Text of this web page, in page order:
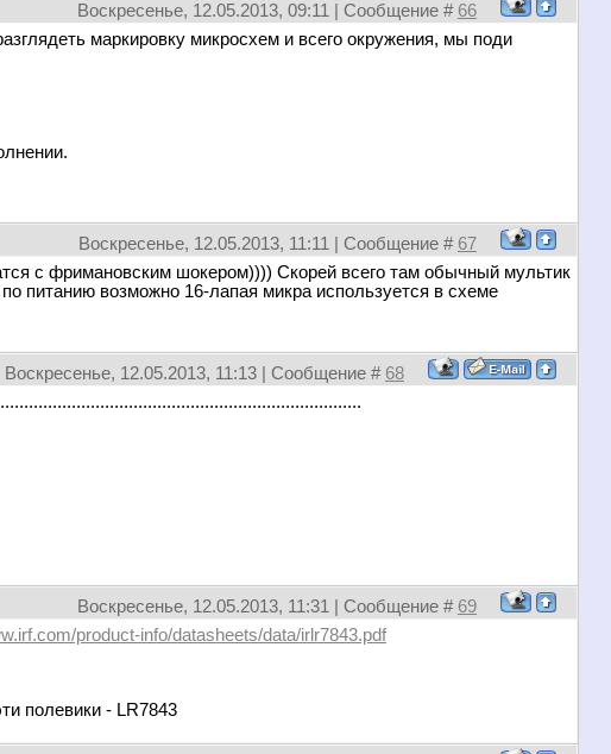
Воскресенье, 12.05.2013, 09:11 | Сообщение # 66
маркировку микросхем и всего окружения, мы поди
Воскресенье, 12.05.2013, 11:11 | Сообщение # 67
с фримановским шокером)))) Скорей всего там обычный мультик
питанию возможно 16-лапая микра используется в схеме
Воскресенье, 12.05.2013, 11:13 | Сообщение # 68
Воскресенье, 12.05.2013, 11:31 | Сообщение # 69
product-info/datasheets/data/irlr7843.pdf
полевики - LR7843